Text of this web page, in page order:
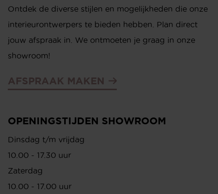
OP DE HOOGTE BLIJVEN?